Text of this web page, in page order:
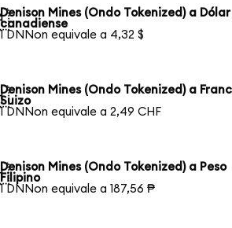
Denison Mines (Ondo Tokenized) a Dólar
canadiense
1 DNNon equivale a 4,32 $
Denison Mines (Ondo Tokenized) a
Suizo
1 DNNon equivale a 2,49 CHF
Denison Mines (Ondo Tokenized) a Peso
Filipino
1 DNNon equivale a 187,56 ₱